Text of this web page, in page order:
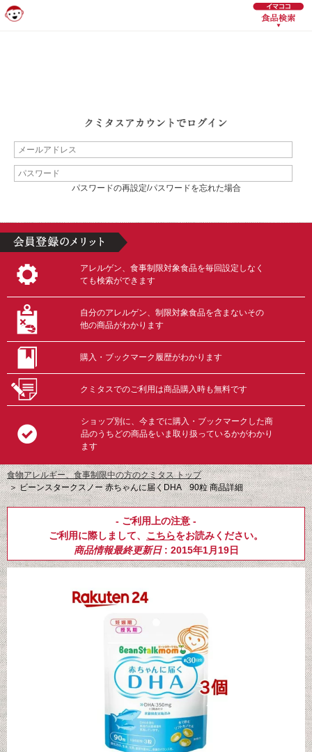
パスワードの再設定/パスワードを忘れた場合
アレルゲン、食事制限対象食品を毎回設定しなく
ても検索ができます
自分のアレルゲン、制限対象食品を含まないその
他の商品がわかります
購入・ブックマーク履歴がわかります
クミタスでのご利用は商品購入時も無料です
ショップ別に、今までに購入・ブックマークした商
品のうちどの商品をいま取り扱っているかがわかり
ます
食物アレルギー、食事制限中の方のクミタス トップ
＞ビーンスタークスノー 赤ちゃんに届くDHA 90粒 商品詳細
- ご利用上の注意 -
ご利用に際しまして、 こちらをお読みください。
商品情報最終更新日: 2015年1月19日